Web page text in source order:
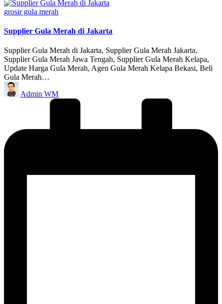
Posted
grosir gula merah
Supplier Gula Merah di Jakarta
Supplier Gula Merah di Jakarta, Supplier Gula Merah Jakarta,
Supplier Gula Merah Jawa Tengah, Supplier Gula Merah Kelapa,
Update Harga Gula Merah, Agen Gula Merah Kelapa Bekasi, Beli
Gula Merah…
Posted
by
Admin WM